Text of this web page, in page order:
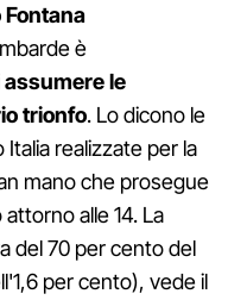
è
le
trionfo. Lo dicono le
realizzate per la
mano che prosegue
alle 14. La
del 70 per cento del
per cento), vede il